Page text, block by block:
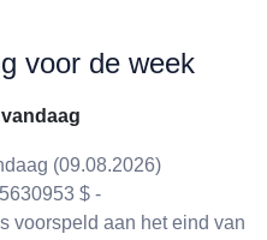
voor de week
(09.08.2026)
$ -
voorspeld aan het eind van